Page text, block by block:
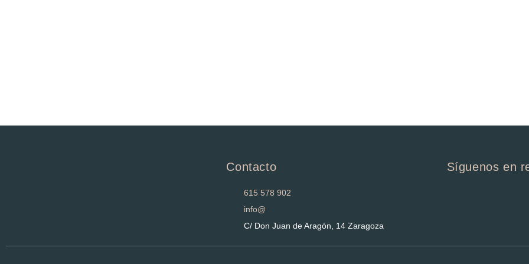
Contacto
615 578 902
info@
C/ Don Juan de Aragón, 14 Zaragoza
Síguenos en